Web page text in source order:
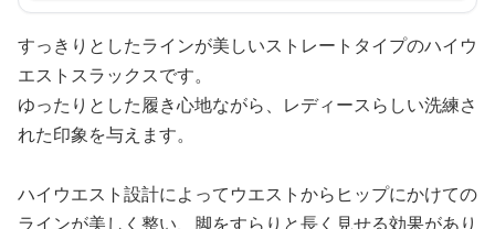
すっきりとしたラインが美しいストレートタイプのハイウ
エストスラックスです。
ゆったりとした履き心地ながら、レディースらしい洗練さ
れた印象を与えます。
ハイウエスト設計によってウエストからヒップにかけての
ラインが美しく整い、脚をすらりと長く見せる効果があり